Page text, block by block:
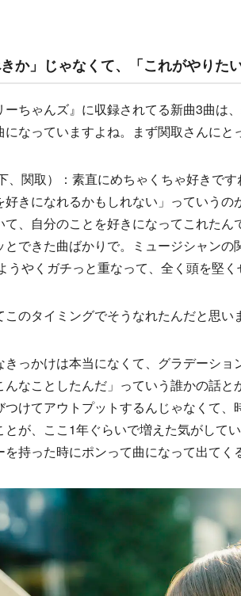
きか」じゃなくて、「これがやりた
ーちゃんズ』に収録されてる新曲3曲は
になっていますよね。まず関取さんにと
、関取）：素直にめちゃくちゃ好きで
好きになれるかもしれない」っていう
て、自分のことを好きになってこれた
とできた曲ばかりで。ミュージシャン
うやくガチっと重なって、全く頭を堅く
このタイミングでそうなれたんだと思い
きっかけは本当になくて、グラデーショ
んなことしたんだ」っていう誰かの話
つけてアウトプットするんじゃなくて
とが、ここ1年ぐらいで増えた気がして
持った時にポンって曲になって出てく